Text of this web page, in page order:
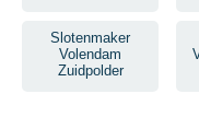
Slotenmaker
Volendam
Zuidpolder